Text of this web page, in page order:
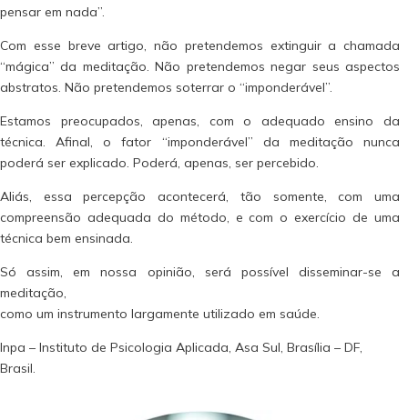
pensar em nada”.
Com esse breve artigo, não pretendemos extinguir a chamada
“mágica” da meditação. Não pretendemos negar seus aspectos
abstratos. Não pretendemos soterrar o “imponderável”.
Estamos preocupados, apenas, com o adequado ensino da
técnica. Afinal, o fator “imponderável” da meditação nunca
poderá ser explicado. Poderá, apenas, ser percebido.
Aliás, essa percepção acontecerá, tão somente, com uma
compreensão adequada do método, e com o exercício de uma
técnica bem ensinada.
Só assim, em nossa opinião, será possível disseminar-se a
meditação,
como um instrumento largamente utilizado em saúde.
Inpa – Instituto de Psicologia Aplicada, Asa Sul, Brasília – DF,
Brasil.